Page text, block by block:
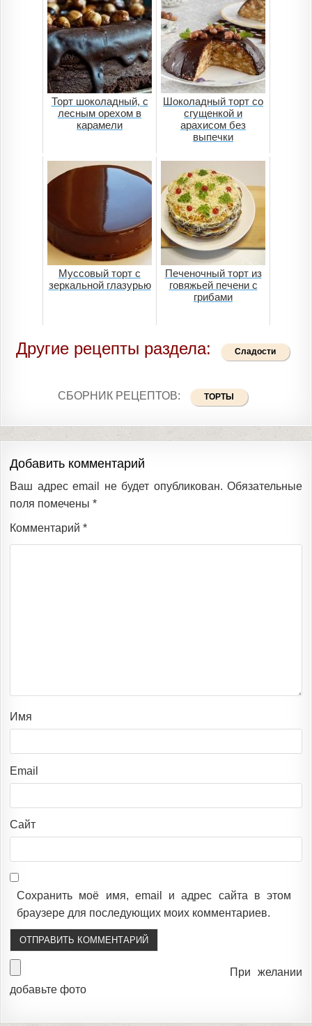
Торт шоколадный, с
лесным орехом в
карамели
Шоколадный торт со
сгущенкой и
арахисом без
выпечки
Муссовый торт с
зеркальной глазурью
Печеночный торт из
говяжьей печени с
грибами
Другие рецепты раздела: Сладости
СБОРНИК РЕЦЕПТОВ: ТОРТЫ
Добавить комментарий
Ваш адрес email не будет опубликован. Обязательные
поля помечены *
Комментарий *
Имя
Email
Сайт
Сохранить моё имя, email и адрес сайта в этом
браузере для последующих моих комментариев.
При желании
добавьте фото